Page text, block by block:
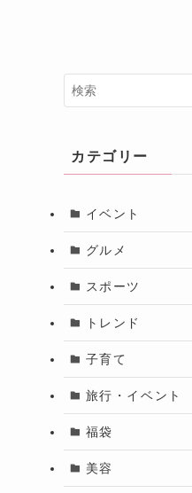
カテゴリー
イベント
グルメ
スポーツ
トレンド
子育て
旅行・イベント
福袋
美容